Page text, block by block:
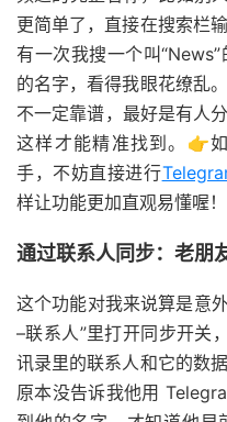
更简单了，直接在搜索栏
有一次我搜一个叫
的名字，看得我眼花缭乱
不一定靠谱，最好是有人
这样才能精准找到。👉
手，不妨直接进行
样让功能更加直观易懂喔！
通过联系人同步：老朋
这个功能对我来说算是意
–联系人”里打开同步开关
讯录里的联系人和它的数
原本没告诉我他用